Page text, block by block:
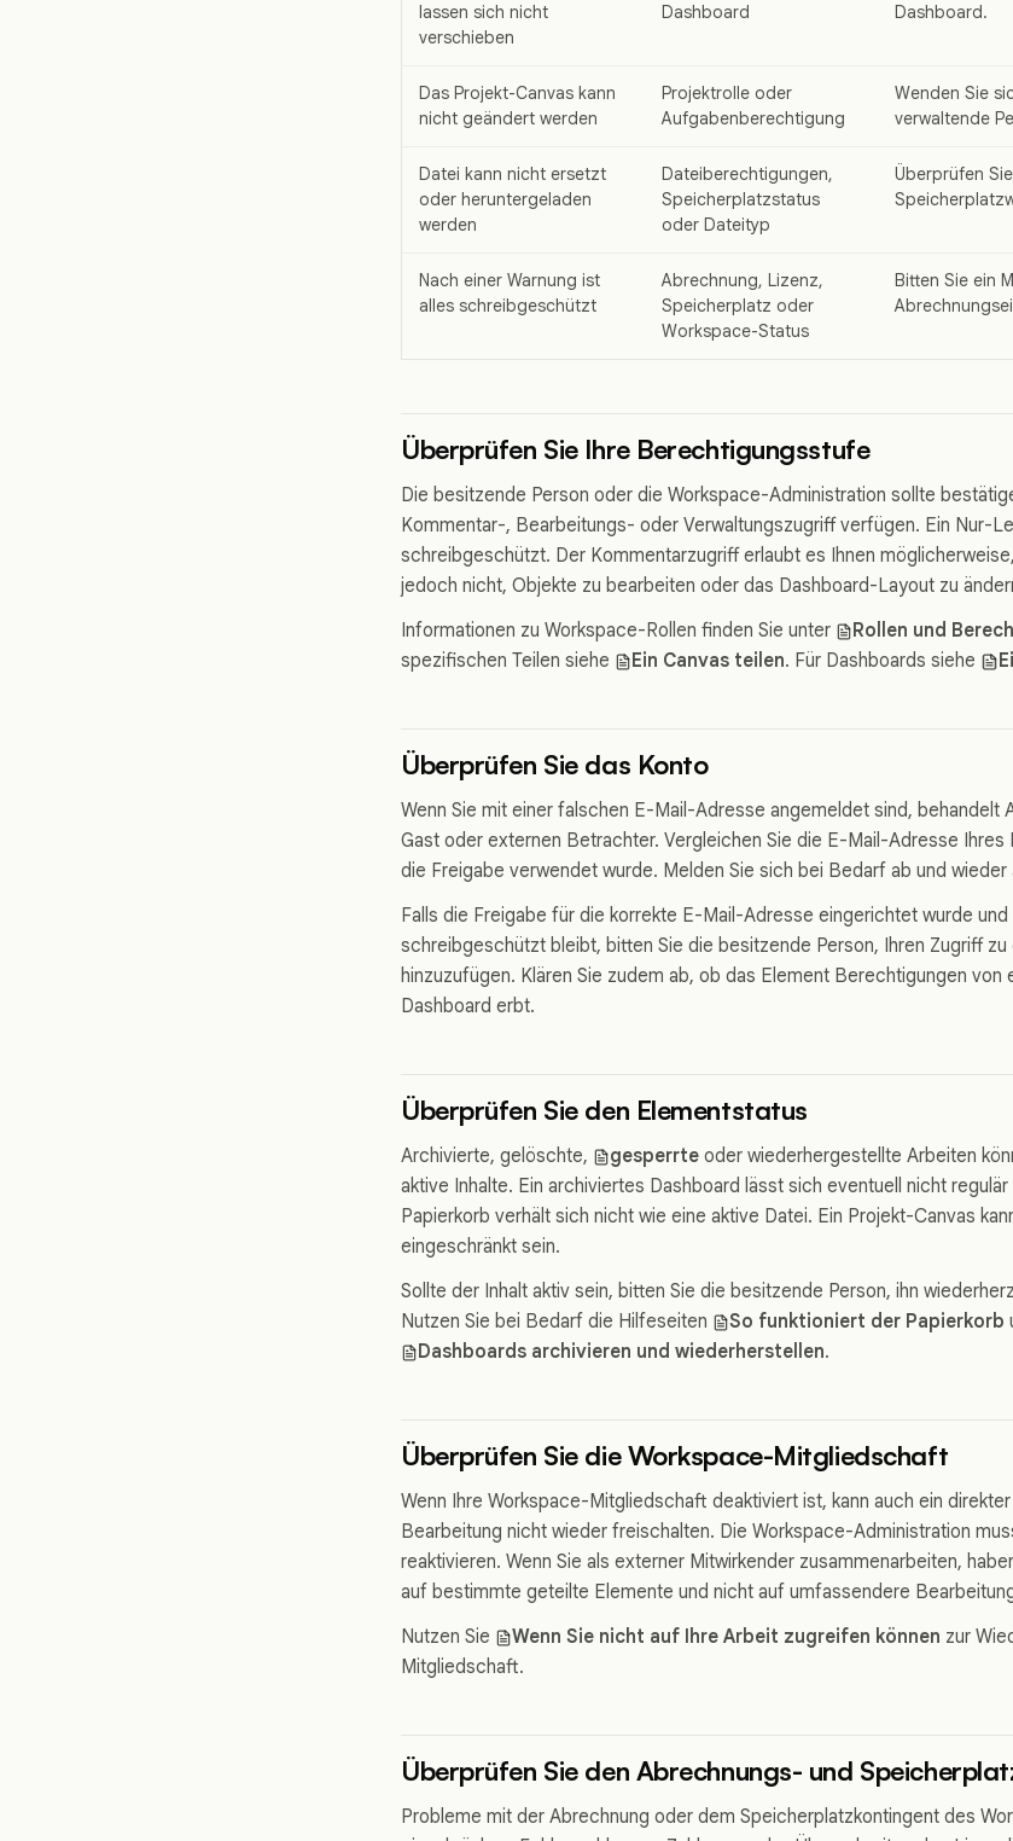
lassen sich nicht
verschieben
Dashboard
Dashboard.
Das Projekt-Canvas kann
nicht geändert werden
Projektrolle oder
Aufgabenberechtigung
Wenden Sie
verwaltende
Datei kann nicht ersetzt
oder heruntergeladen
werden
Dateiberechtigungen,
Speicherplatzstatus
oder Dateityp
Überprüfen
Nach einer Warnung ist
alles schreibgeschützt
Abrechnung, Lizenz,
Speicherplatz oder
Workspace-Status
Bitten Sie ein
Überprüfen Sie Ihre Berechtigungsstufe
Die besitzende Person oder die Workspace-Administration sollte
Kommentar-, Bearbeitungs- oder Verwaltungszugriff verfügen. Ein Nur-
schreibgeschützt. Der Kommentarzugriff erlaubt es Ihnen
jedoch nicht, Objekte zu bearbeiten oder das Dashboard-Layout zu
Informationen zu Workspace-Rollen finden Sie unter
Rollen und
spezifischen Teilen siehe
Ein Canvas teilen. Für Dashboards siehe
Überprüfen Sie das Konto
Wenn Sie mit einer falschen E-Mail-Adresse angemeldet sind, behandelt
Gast oder externen Betrachter. Vergleichen Sie die E-Mail-Adresse
die Freigabe verwendet wurde. Melden Sie sich bei Bedarf ab und wieder
Falls die Freigabe für die korrekte E-Mail-Adresse eingerichtet wurde
schreibgeschützt bleibt, bitten Sie die besitzende Person, Ihren Zugriff
hinzuzufügen. Klären Sie zudem ab, ob das Element Berechtigungen
Dashboard erbt.
Überprüfen Sie den Elementstatus
Archivierte, gelöschte, gesperrte oder wiederhergestellte Arbeiten
aktive Inhalte. Ein archiviertes Dashboard lässt sich eventuell nicht
Papierkorb verhält sich nicht wie eine aktive Datei. Ein Projekt-Canvas
eingeschränkt sein.
Sollte der Inhalt aktiv sein, bitten Sie die besitzende Person, ihn
Nutzen Sie bei Bedarf die Hilfeseiten
So funktioniert der Papierkorb
Dashboards archivieren und wiederherstellen.
Überprüfen Sie die Workspace-Mitgliedschaft
Wenn Ihre Workspace-Mitgliedschaft deaktiviert ist, kann auch ein
Bearbeitung nicht wieder freischalten. Die Workspace-Administration
reaktivieren. Wenn Sie als externer Mitwirkender zusammenarbeiten,
auf bestimmte geteilte Elemente und nicht auf umfassendere
Nutzen Sie
Wenn Sie nicht auf Ihre Arbeit zugreifen können zur
Mitgliedschaft.
Überprüfen Sie den Abrechnungs- und
Probleme mit der Abrechnung oder dem Speicherplatzkontingent des